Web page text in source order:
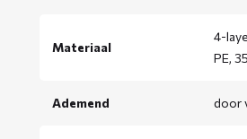
Materiaal
4-
PE,
Ademend door